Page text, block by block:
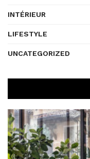
INTÉRIEUR
LIFESTYLE
UNCATEGORIZED